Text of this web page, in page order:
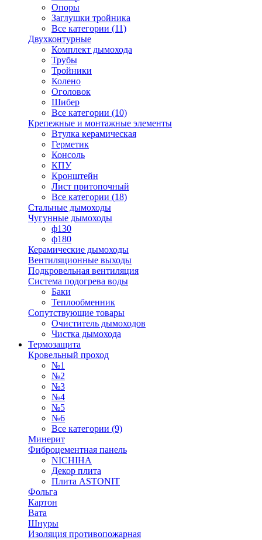
Опоры
Заглушки тройника
Все категории (11)
Двухконтурные
Комплект дымохода
Трубы
Тройники
Колено
Оголовок
Шибер
Все категории (10)
Крепежные и монтажные элементы
Втулка керамическая
Герметик
Консоль
КПУ
Кронштейн
Лист притопочный
Все категории (18)
Стальные дымоходы
Чугунные дымоходы
ф130
ф180
Керамические дымоходы
Вентиляционные выходы
Подкровельная вентиляция
Система подогрева воды
Баки
Теплообменник
Сопутствующие товары
Очиститель дымоходов
Чистка дымохода
Термозащита
Кровельный проход
№1
№2
№3
№4
№5
№6
Все категории (9)
Минерит
Фиброцементная панель
NICHIHA
Декор плита
Плита ASTONIT
Фольга
Картон
Вата
Шнуры
Изоляция противопожарная